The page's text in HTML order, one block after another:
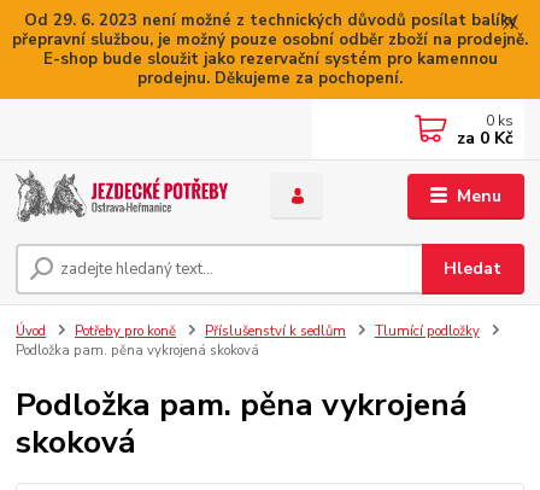
Od 29. 6. 2023 není možné z technických důvodů posílat balíky
přepravní službou, je možný pouze osobní odběr zboží na prodejně.
E-shop bude sloužit jako rezervační systém pro kamennou
prodejnu. Děkujeme za pochopení.
Menu
Hledat
0 ks
za 0 Kč
Úvod Potřeby pro koně Příslušenství k sedlům
Tlumící podložky
Podložka pam. pěna vykrojená skoková
Podložka pam. pěna vykrojená
skoková